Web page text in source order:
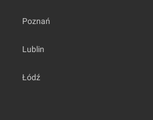
Poznań
Lublin
Łódź